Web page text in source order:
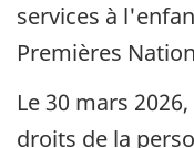
services à
Premières
Le 30 mars
droits de la